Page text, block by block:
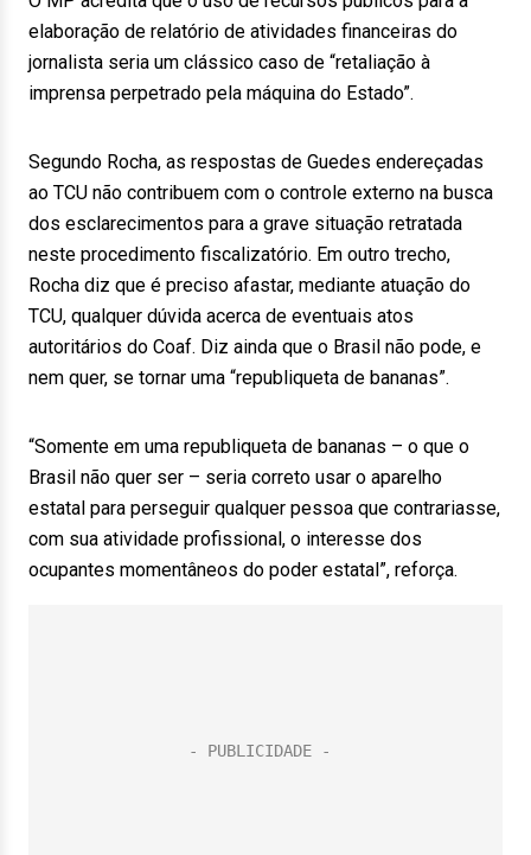
elaboração de relatório de atividades financeiras do
jornalista seria um clássico caso de “retaliação à
imprensa perpetrado pela máquina do Estado”.
Segundo Rocha, as respostas de Guedes endereçadas
ao TCU não contribuem com o controle externo na busca
dos esclarecimentos para a grave situação retratada
neste procedimento fiscalizatório. Em outro trecho,
Rocha diz que é preciso afastar, mediante atuação do
TCU, qualquer dúvida acerca de eventuais atos
autoritários do Coaf. Diz ainda que o Brasil não pode, e
nem quer, se tornar uma “republiqueta de bananas”.
“Somente em uma republiqueta de bananas – o que o
Brasil não quer ser – seria correto usar o aparelho
estatal para perseguir qualquer pessoa que contrariasse,
com sua atividade profissional, o interesse dos
ocupantes momentâneos do poder estatal”, reforça.